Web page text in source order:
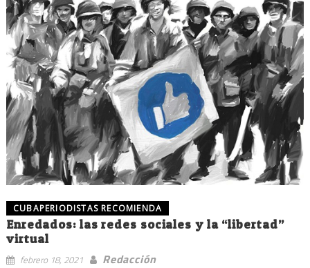
CUBAPERIODISTAS RECOMIENDA
Enredados: las redes sociales y la “libertad”
virtual
febrero 18, 2021
Redacción